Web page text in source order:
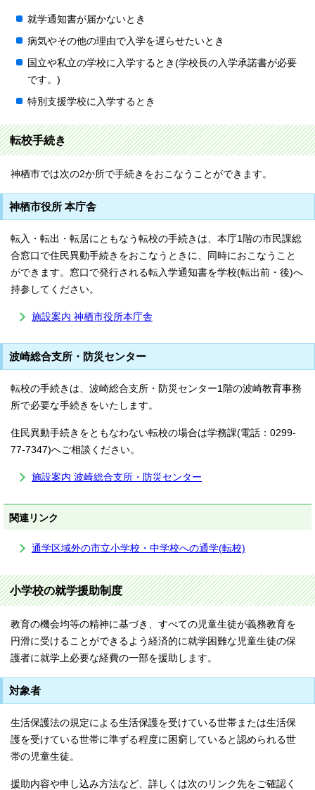
就学通知書が届かないとき
病気やその他の理由で入学を遅らせたいとき
国立や私立の学校に入学するとき(学校長の入学承諾書が必要
です。)
特別支援学校に入学するとき
転校手続き
神栖市では次の2か所で手続きをおこなうことができます。
神栖市役所 本庁舎
転入・転出・転居にともなう転校の手続きは、本庁1階の市民課総
合窓口で住民異動手続きをおこなうときに、同時におこなうこと
ができます。窓口で発行される転入学通知書を学校(転出前・後)へ
持参してください。
施設案内 神栖市役所本庁舎
波崎総合支所・防災センター
転校の手続きは、波崎総合支所・防災センター1階の波崎教育事務
所で必要な手続きをいたします。
住民異動手続きをともなわない転校の場合は学務課(電話：0299-
77-7347)へご相談ください。
施設案内 波崎総合支所・防災センター
関連リンク
通学区域外の市立小学校・中学校への通学(転校)
小学校の就学援助制度
教育の機会均等の精神に基づき、すべての児童生徒が義務教育を
円滑に受けることができるよう経済的に就学困難な児童生徒の保
護者に就学上必要な経費の一部を援助します。
対象者
生活保護法の規定による生活保護を受けている世帯または生活保
護を受けている世帯に準ずる程度に困窮していると認められる世
帯の児童生徒。
援助内容や申し込み方法など、詳しくは次のリンク先をご確認く